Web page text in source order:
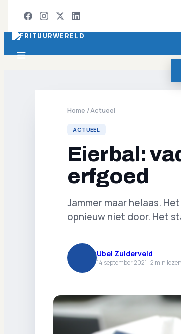
Home /Actueel
ACTUEEL
Eierbal:
erfgoed
Jammer maar helaas.
opnieuw niet door. Het
Ubel Zuiderveld
14 september 2021 ·2 min lezen